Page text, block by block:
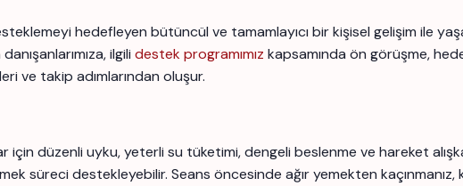
hedefleyen bütüncül ve tamamlayıcı bir kişisel gelişim ile
ilgili destek programımız kapsamında ön görüşme,
ve takip adımlarından oluşur.
düzenli uyku, yeterli su tüketimi, dengeli beslenme ve hareket
destekleyebilir. Seans öncesinde ağır yemekten kaçınmanız,